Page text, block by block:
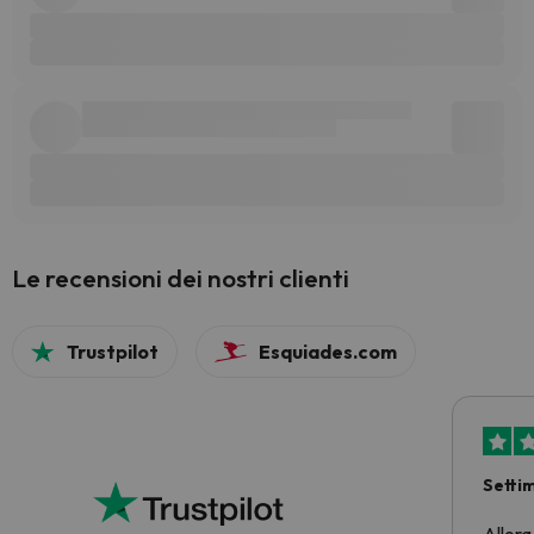
Le recensioni dei nostri clienti
Trustpilot Esquiades.com